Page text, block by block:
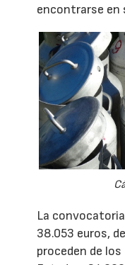
encontrarse en
La
38.053 euros,
proceden de